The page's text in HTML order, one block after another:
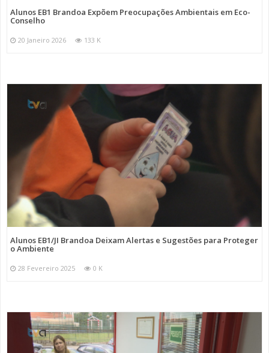
Alunos EB1 Brandoa Expõem Preocupações Ambientais em Eco-
Conselho
20 Janeiro 2026 133 K
Alunos EB1/JI Brandoa Deixam Alertas e Sugestões para Proteger
o Ambiente
28 Fevereiro 2025 0 K